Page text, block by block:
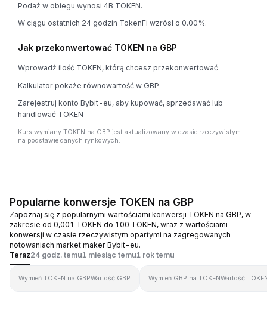
Podaż w obiegu wynosi 4B TOKEN.
W ciągu ostatnich 24 godzin TokenFi wzrósł o 0.00%.
Jak przekonwertować TOKEN na GBP
Wprowadź ilość TOKEN, którą chcesz przekonwertować
Kalkulator pokaże równowartość w GBP
Zarejestruj konto Bybit-eu, aby kupować, sprzedawać lub
handlować TOKEN
Kurs wymiany TOKEN na GBP jest aktualizowany w czasie rzeczywistym
na podstawie danych rynkowych.
Popularne konwersje TOKEN na GBP
Zapoznaj się z popularnymi wartościami konwersji TOKEN na GBP, w
zakresie od 0,001 TOKEN do 100 TOKEN, wraz z wartościami
konwersji w czasie rzeczywistym opartymi na zagregowanych
notowaniach market maker Bybit-eu.
Teraz24 godz. temu1 miesiąc temu1 rok temu
Wymień TOKEN na GBPWartość GBP Wymień GBP na TOKENWartość